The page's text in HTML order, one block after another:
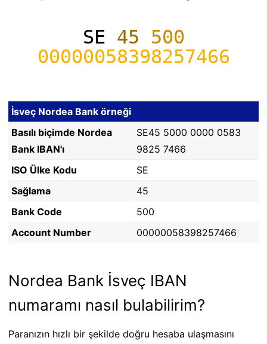
SE 45
500
00000058398257466
İsveç Nordea Bank örneği
Basılı biçimde Nordea
Bank IBAN'ı
SE45 5000 0000 0583
9825 7466
ISO Ülke Kodu
SE
Sağlama
45
Bank Code
500
Account Number
00000058398257466
Nordea Bank İsveç IBAN
numaramı nasıl bulabilirim?
Paranızın hızlı bir şekilde doğru hesaba ulaşmasını